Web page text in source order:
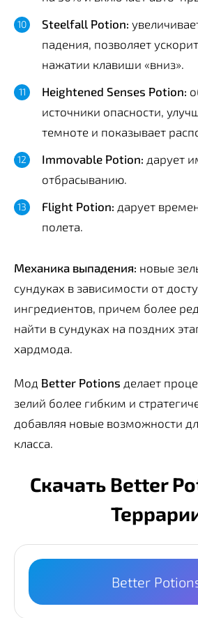
Steelfall Potion:
падения, позволяет
нажатии клавиши «вниз».
Heightened Senses Potion:
источники опасности,
темноте и показывает
Immovable Potion: дарует
отбрасыванию.
Flight Potion: дарует
полета.
Механика выпадения: новые
сундуках в зависимости от
ингредиентов, причем более
найти в сундуках на поздних
хардмода.
Мод Better Potions делает
зелий более гибким и
добавляя новые возможности
класса.
Скачать Better
Better